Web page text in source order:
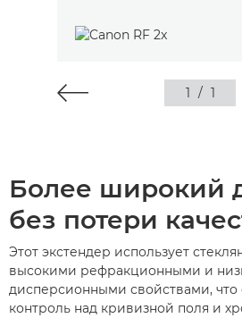
1 / 1
Более широкий
без потери
Этот экстендер использует
высокими рефракционными и
дисперсионными свойствами, что
контроль над кривизной поля и